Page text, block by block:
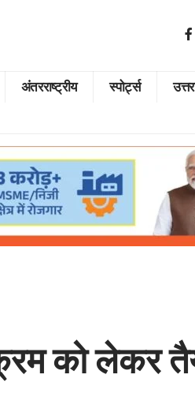
अंतरराष्ट्रीय स्पोर्ट्स
को लेकर